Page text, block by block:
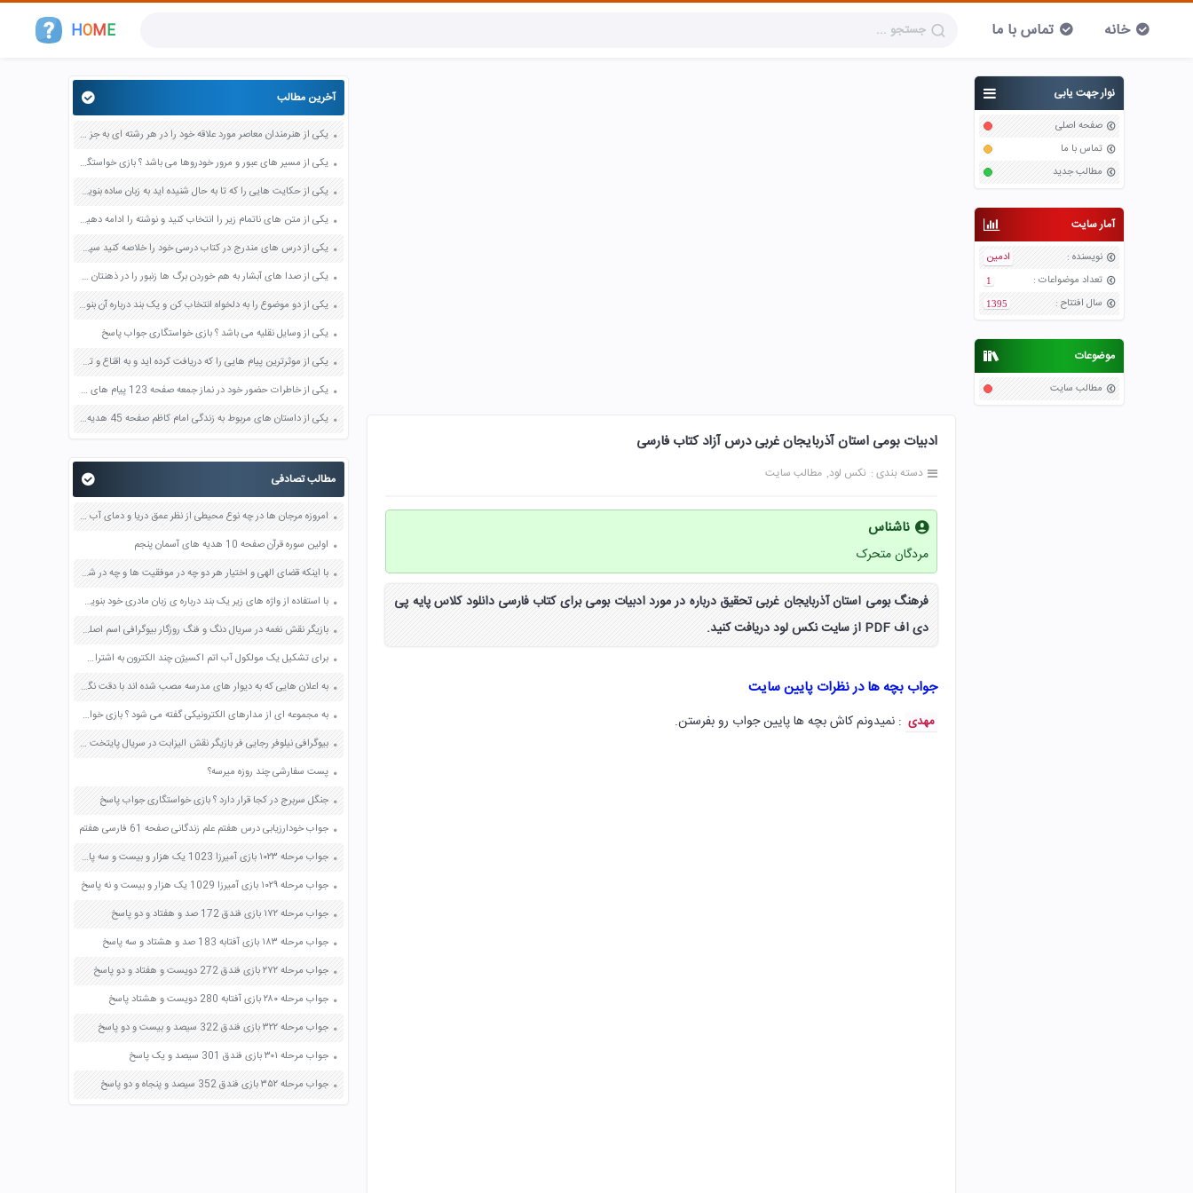
HOME خانه تماس با ما
نوار جهت یابی
صفحه اصلی
تماس با ما
مطالب جدید
آمار سایت
نویسنده :
ادمین
تعداد موضواعات :
1
سال افتتاح :
1395
موضوعات
مطالب سایت
ادبیات بومی استان آذربایجان غربی درس آزاد کتاب فارسی
دسته بندی : نکس لود مطالب سایت
ناشناس
مردگان متحرک
فرهنگ بومی استان آذربایجان غربی تحقیق درباره در مورد ادبیات بومی برای کتاب فارسی دانلود کلاس پایه پی
دی اف PDF از سایت نکس لود دریافت کنید.
جواب بچه ها در نظرات پایین سایت
مهدی : نمیدونم کاش بچه ها پایین جواب رو بفرستن.
آخرین مطالب
یکی از هنرمندان معاصر مورد علاقه خود را در هر رشته ای به جز عکاسی صفحه 69 فرهنگ و هنر نهم
یکی از مسیر های عبور و مرور خودروها می باشد ؟ بازی خواستگاری جواب پاسخ
یکی از حکایت هایی را که تا به حال شنیده اید به زبان ساده بنویسید صفحه 97 نگارش ششم دبستان
یکی از متن های ناتمام زیر را انتخاب کنید و نوشته را ادامه دهید صفحه 73 و 74 کتاب نگارش فارسی پنجم دبستان
یکی از درس های مندرج در کتاب درسی خود را خلاصه کنید سپس متن خلاصه شده را با بهره گیری از روش های دسته بندی نمودار جدول نقشه مفهومی نشان دهید صفحه 118 نگارش یازدهم
یکی از صدا های آبشار به هم خوردن برگ ها زنبور را در ذهنتان مجسم کنید و درباره آن یک بند بنویسید صفحه 11 نگارش پنجم
یکی از دو موضوع را به دلخواه انتخاب کن و یک بند درباره آن بنویس صفحه 35 کتاب نگارش فارسی سوم
یکی از وسایل نقلیه می باشد ؟ بازی خواستگاری جواب پاسخ
یکی از موثرترین پیام هایی را که دریافت کرده اید و به اقناع و تغییری جدی در شما منجر شده است برسی کنید و علت این تاثیر گذاری قابل توجه را بنویسید صفحه 52 تفکر و سواد رسانه ای دهم
یکی از خاطرات حضور خود در نماز جمعه صفحه 123 پیام های آسمان هفتم
یکی از داستان های مربوط به زندگی امام کاظم صفحه 45 هدیه های آسمان چهارم
مطالب تصادفی
امروزه مرجان ها در چه نوع محیطی از نظر عمق دریا و دمای آب زندگی می کنند؟ صفحه 80 علوم نهم
اولین سوره قرآن صفحه 10 هدیه های آسمان پنجم
با اینکه قضای الهی و اختیار هر دو چه در موفقیت ها و چه در شکست های آنان نقش دارند چرا برخی انسان ها می کوشند شکست های خود را به قضا و قدر الهی نسبت دهند. صفحه 61 دین و زندگی دوازدهم
با استفاده از واژه های زیر یک بند درباره ی زبان مادری خود بنویسید بزرگی و عظمت شکوه و شوکت سربلندی و اعتبار صفحه 30 کتاب نگارش فارس ششم
بازیگر نقش نغمه در سریال دنگ و فنگ روزگار بیوگرافی اسم اصلی اینستاگرام
برای تشکیل یک مولکول آب اتم اکسیژن چند الکترون به اشتراک گذاشته است؟ صفحه 23 علوم نهم
به اعلان هایی که به دیوار های مدرسه مصب شده اند با دقت نگاه کنید چند نمونه از انواع آنها را انتخاب و با هم کلاسی های خود درباره اعداف نوع و روش آنها گفت و گو کنید بیشترین تصویری که در اعلان ها به کاربرده می شوند با کدام روش و در چه اندازه ای تهیه شده اند صفحه 49 فرهنگ و هنر نهم
به مجموعه ای از مدارهای الکترونیکی گفته می شود ؟ بازی خواستگاری جواب پاسخ
بیوگرافی نیلوفر رجایی فر بازیگر نقش الیزابت در سریال پایتخت 5 کیست ویکی پدیا
پست سفارشی چند روزه میرسه؟
جنگل سربرج در کجا قرار دارد ؟ بازی خواستگاری جواب پاسخ
جواب خودارزیابی درس هفتم علم زندگانی صفحه 61 فارسی هفتم
جواب مرحله ۱۰۲۳ بازی آمیرزا 1023 یک هزار و بیست و سه پاسخ
جواب مرحله ۱۰۲۹ بازی آمیرزا 1029 یک هزار و بیست و نه پاسخ
جواب مرحله ۱۷۲ بازی فندق 172 صد و هفتاد و دو پاسخ
جواب مرحله ۱۸۳ بازی آفتابه 183 صد و هشتاد و سه پاسخ
جواب مرحله ۲۷۲ بازی فندق 272 دویست و هفتاد و دو پاسخ
جواب مرحله ۲۸۰ بازی آفتابه 280 دویست و هشتاد پاسخ
جواب مرحله ۳۲۲ بازی فندق 322 سیصد و بیست و دو پاسخ
جواب مرحله ۳۰۱ بازی فندق 301 سیصد و یک پاسخ
جواب مرحله ۳۵۲ بازی فندق 352 سیصد و پنجاه و دو پاسخ